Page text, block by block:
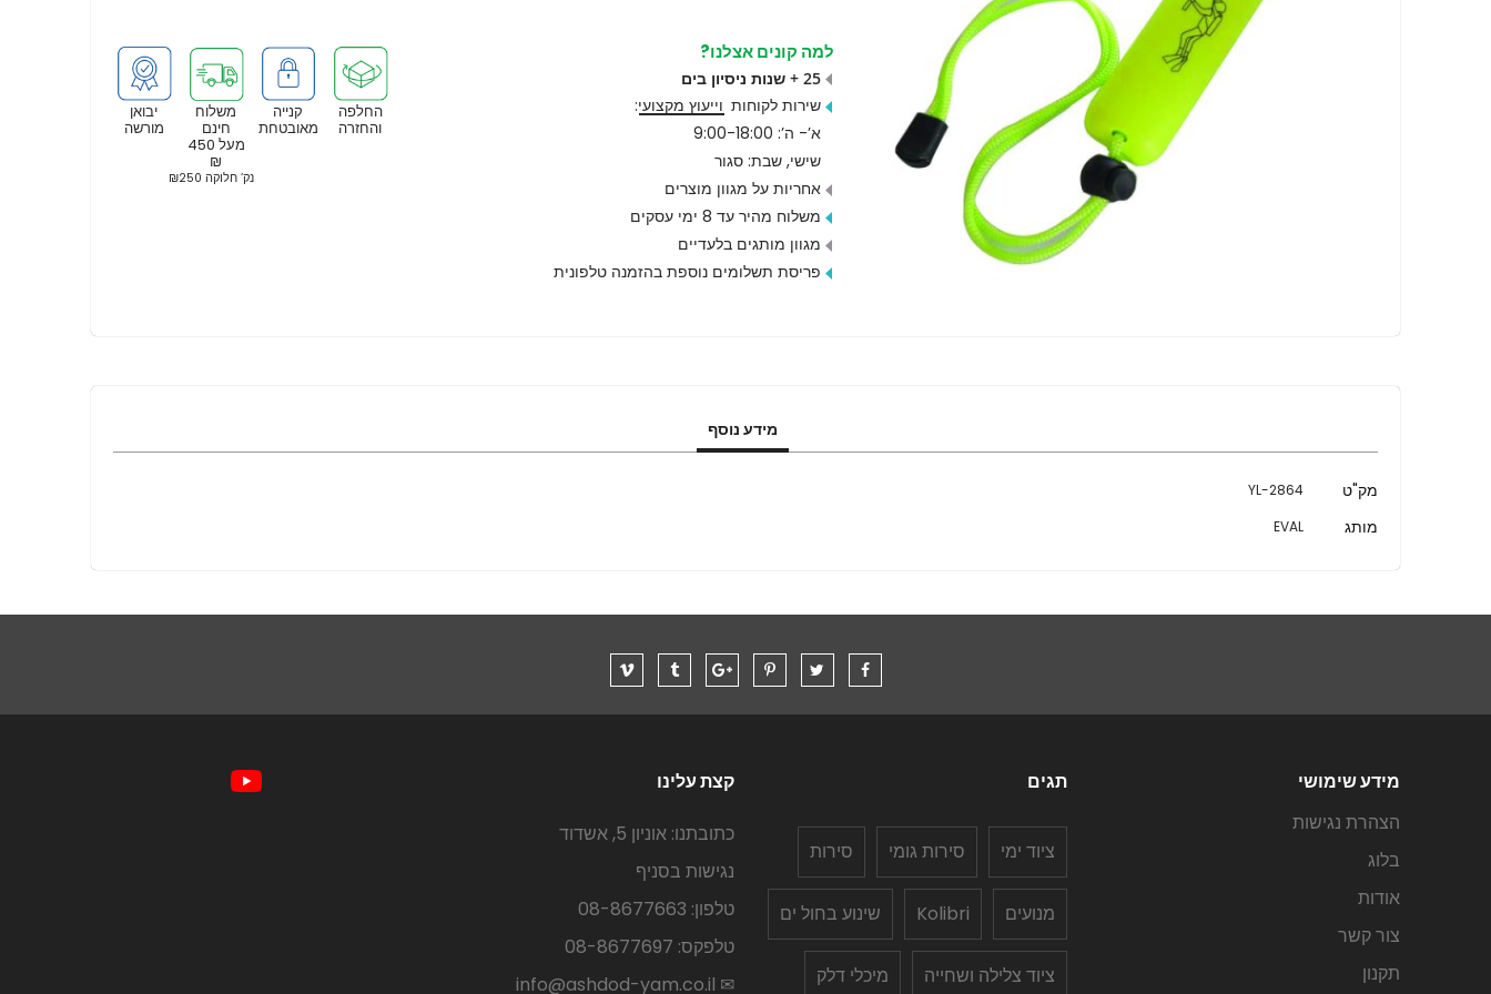
יבואן
מורשה
משלוח
חינם
מעל 450
₪
נק’ חלוקה ₪250
קנייה
מאובטחת
החלפה
והחזרה
למה קונים אצלנו?
25 + שנות ניסיון בים
שירות לקוחות וייעוץ מקצועי:
א’- ה’: 9:00-18:00
שישי, שבת: סגור
אחריות על מגוון מוצרים
משלוח מהיר עד 8 ימי עסקים
מגוון מותגים בלעדיים
פריסת תשלומים נוספת בהזמנה טלפונית
מידע נוסף
מידע
נוסף
מק"ט 2864-YL
מותג EVAL
מידע שימושי
הצהרת נגישות
בלוג
אודות
צור קשר
תקנון
תגים
ציוד ימי סירות גומי סירות
מנועים Kolibri שינוע בחול ים
ציוד צלילה ושחייה מיכלי דלק
קצת עלינו
כתובתנו: אוניון 5, אשדוד
נגישות בסניף
טלפון: 08-8677663
טלפקס: 08-8677697
✉ info@ashdod-yam.co.il